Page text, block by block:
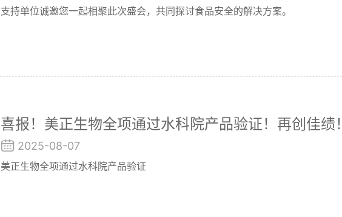
支持单位诚邀您一起相聚此次盛会，共同探讨食品安全的解决方案。
喜报！美正生物全项通过水科院产品验证！再创佳绩！
2025-08-07
美正生物全项通过水科院产品验证